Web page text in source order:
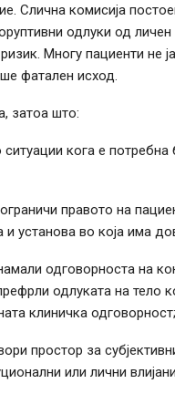
Слична комисија
одлуки од
Многу пациенти не
фатален исход.
затоа што:
кога е
правото на
и установа во која има
одговорноста на
одлуката на тело
клиничка одговорност;
простор за
или лични